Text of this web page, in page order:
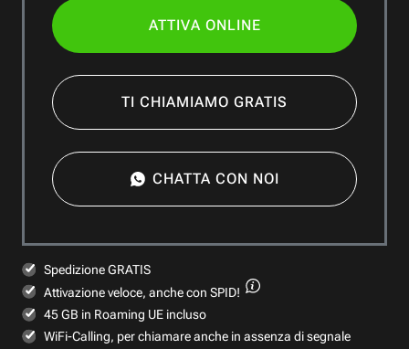
ATTIVA ONLINE
TI CHIAMIAMO GRATIS
CHATTA CON NOI
Spedizione GRATIS
Attivazione veloce, anche con SPID!
45 GB in Roaming UE incluso
WiFi-Calling, per chiamare anche in assenza di segnale